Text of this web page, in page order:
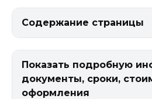
Содержание страницы
Показать подробную
документы, сроки,
оформления